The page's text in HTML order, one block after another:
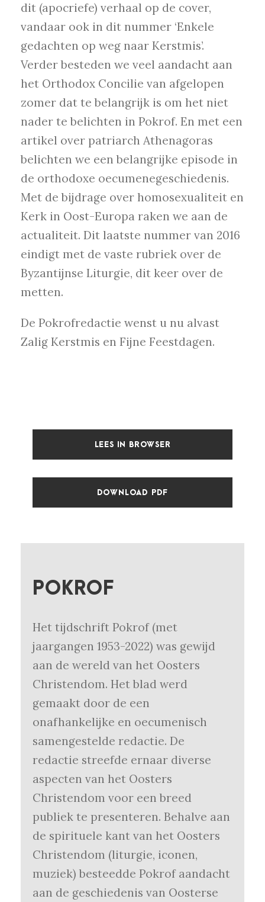
dit (apocriefe) verhaal op de cover,
vandaar ook in dit nummer ‘Enkele
gedachten op weg naar Kerstmis’.
Verder besteden we veel aandacht aan
het Orthodox Concilie van afgelopen
zomer dat te belangrijk is om het niet
nader te belichten in Pokrof. En met een
artikel over patriarch Athenagoras
belichten we een belangrijke episode in
de orthodoxe oecumenegeschiedenis.
Met de bijdrage over homosexualiteit en
Kerk in Oost-Europa raken we aan de
actualiteit. Dit laatste nummer van 2016
eindigt met de vaste rubriek over de
Byzantijnse Liturgie, dit keer over de
metten.
De Pokrofredactie wenst u nu alvast
Zalig Kerstmis en Fijne Feestdagen.
LEES IN BROWSER
DOWNLOAD PDF
POKROF
Het tijdschrift Pokrof (met
jaargangen 1953-2022) was gewijd
aan de wereld van het Oosters
Christendom. Het blad werd
gemaakt door de een
onafhankelijke en oecumenisch
samengestelde redactie. De
redactie streefde ernaar diverse
aspecten van het Oosters
Christendom voor een breed
publiek te presenteren. Behalve aan
de spirituele kant van het Oosters
Christendom (liturgie, iconen,
muziek) besteedde Pokrof aandacht
aan de geschiedenis van Oosterse